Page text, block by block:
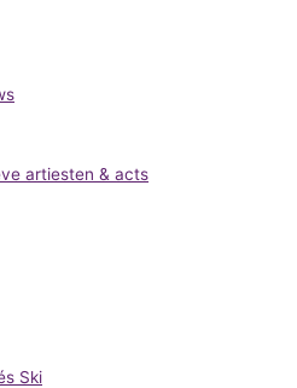
artiesten & acts
Ski